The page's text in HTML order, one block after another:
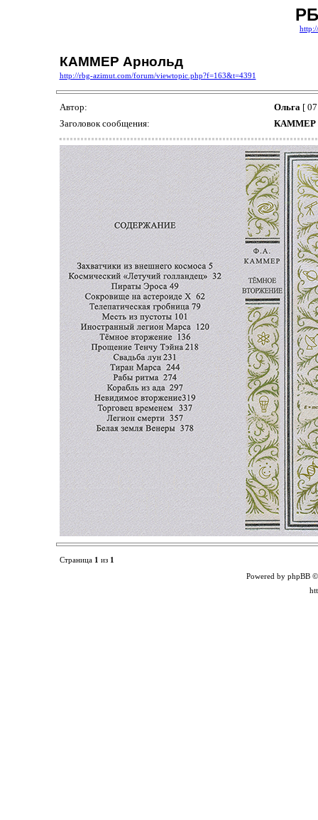
КАММЕР Арнольд
http://rbg-azimut.com/forum/viewtopic.php?f=163&t=4391
Автор: Ольга[
Заголовок сообщения:
КАММЕР
Страница 1 из 1
Powered by phpBB